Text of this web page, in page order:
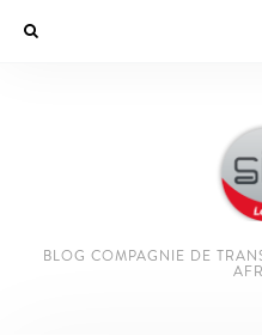
BLOG COMPAGNIE DE